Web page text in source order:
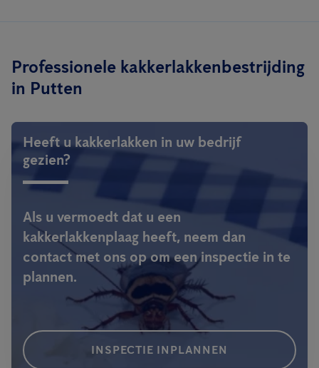
Professionele kakkerlakkenbestrijding
in Putten
Heeft u kakkerlakken in uw bedrijf
gezien?
Als u vermoedt dat u een
kakkerlakkenplaag heeft, neem dan
contact met ons op om een ​​inspectie in te
plannen.
INSPECTIE INPLANNEN